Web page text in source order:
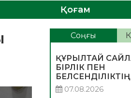
Қоғам
Соңғы
ҚҰРЫЛТАЙ
БІРЛІК ПЕН
БЕЛСЕНДІЛІКТІҢ
07.08.2026